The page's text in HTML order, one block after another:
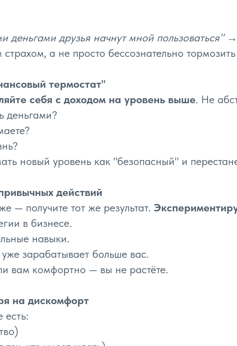
деньгами друзья начнут мной пользоваться" →
а не просто бессознательно
термостат"
себя с доходом на уровень выше. Не
деньгами?
новый уровень как "безопасный" и
действий
— получите тот же результат.
в бизнесе.
навыки.
зарабатывает больше вас.
вам комфортно — вы не растёте.
на дискомфорт
есть: